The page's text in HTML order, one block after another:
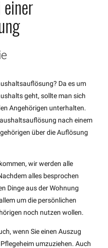
Da es um
geht, sollte man sich
Angehörigen unterhalten.
nach einem
über die Auflösung
wir werden alle
alles besprochen
Dinge aus der Wohnung
um die persönlichen
noch nutzen wollen.
wenn Sie einen Auszug
umzuziehen. Auch